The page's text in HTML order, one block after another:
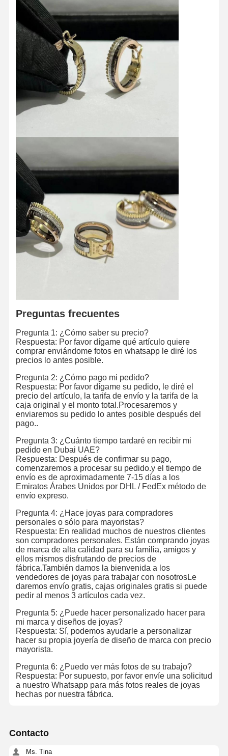
Recorrido
Por La
Fábrica
Control De
Calidad
Contacta
Con
Nosotros
Brazalete de oro de 18KT
Collar de colgante de 18K
Pulseras de oro de 18K
Brazalete de reloj de diamante
Los aretes de oro de 18 quilates
Conjunto de joyas de 18K
El brazalete de diamantes de 14K
Anillo de oro de 14 quilates
Brazalete de oro 14CT
Collar Revestido con Oro 14K
Joyería de platino a medida
Preguntas frecuentes
Pregunta 1: ¿Cómo saber su precio?
Respuesta: Por favor dígame qué artículo quiere
comprar enviándome fotos en whatsapp le diré los
precios lo antes posible.
Pregunta 2: ¿Cómo pago mi pedido?
Respuesta: Por favor dígame su pedido, le diré el
precio del artículo, la tarifa de envío y la tarifa de la
caja original y el monto total.Procesaremos y
enviaremos su pedido lo antes posible después del
pago..
Pregunta 3: ¿Cuánto tiempo tardaré en recibir mi
pedido en Dubai UAE?
Respuesta: Después de confirmar su pago,
comenzaremos a procesar su pedido.y el tiempo de
envío es de aproximadamente 7-15 días a los
Emiratos Árabes Unidos por DHL / FedEx método de
envío expreso.
Pregunta 4: ¿Hace joyas para compradores
personales o sólo para mayoristas?
Respuesta: En realidad muchos de nuestros clientes
son compradores personales. Están comprando joyas
de marca de alta calidad para su familia, amigos y
ellos mismos disfrutando de precios de
fábrica.También damos la bienvenida a los
vendedores de joyas para trabajar con nosotrosLe
daremos envío gratis, cajas originales gratis si puede
pedir al menos 3 artículos cada vez.
Pregunta 5: ¿Puede hacer personalizado hacer para
mi marca y diseños de joyas?
Respuesta: Sí, podemos ayudarle a personalizar
hacer su propia joyería de diseño de marca con precio
mayorista.
Pregunta 6: ¿Puedo ver más fotos de su trabajo?
Respuesta: Por supuesto, por favor envíe una solicitud
a nuestro Whatsapp para más fotos reales de joyas
hechas por nuestra fábrica.
Contacto
Ms. Tina